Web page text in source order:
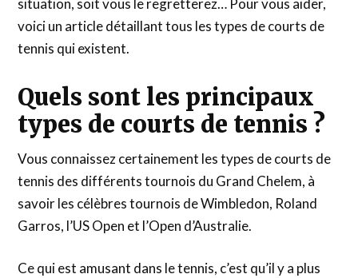
situation, soit vous le regretterez… Pour vous aider,
voici un article détaillant tous les types de courts de
tennis qui existent.
Quels sont les principaux
types de courts de tennis ?
Vous connaissez certainement les types de courts de
tennis des différents tournois du Grand Chelem, à
savoir les célèbres tournois de Wimbledon, Roland
Garros, l’US Open et l’Open d’Australie.
Ce qui est amusant dans le tennis, c’est qu’il y a plus